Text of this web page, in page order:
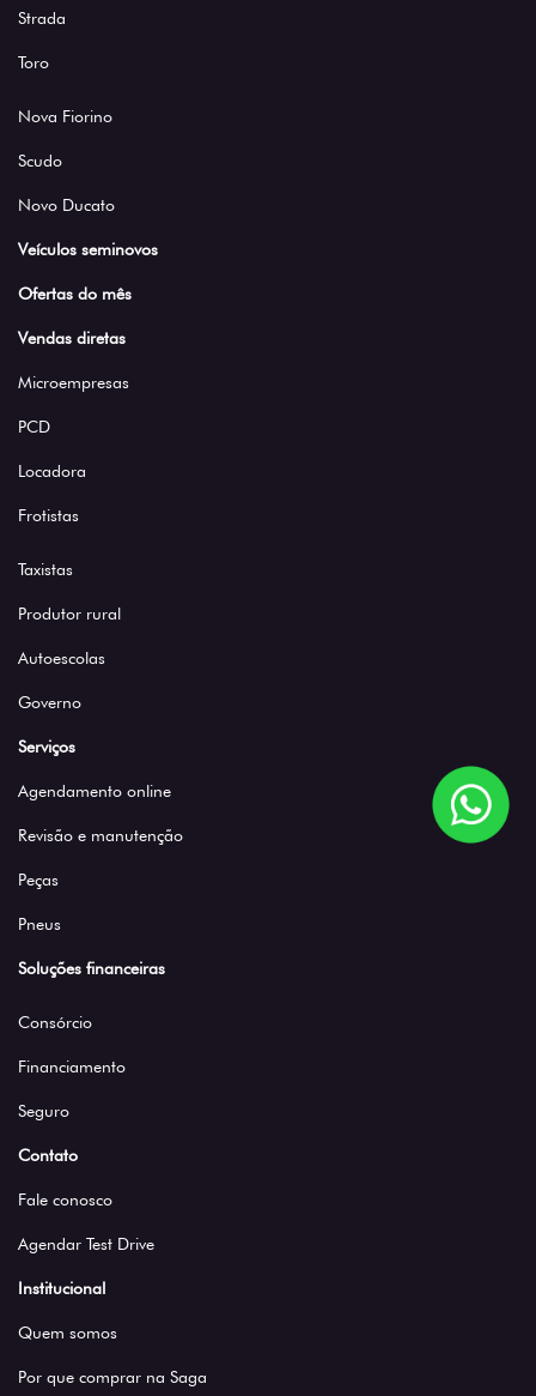
Strada
Toro
Nova Fiorino
Scudo
Novo Ducato
Veículos seminovos
Ofertas do mês
Vendas diretas
Microempresas
PCD
Locadora
Frotistas
Taxistas
Produtor rural
Autoescolas
Governo
Serviços
Agendamento online
Revisão e manutenção
Peças
Pneus
Soluções financeiras
Consórcio
Financiamento
Seguro
Contato
Fale conosco
Agendar Test Drive
Institucional
Quem somos
Por que comprar na Saga